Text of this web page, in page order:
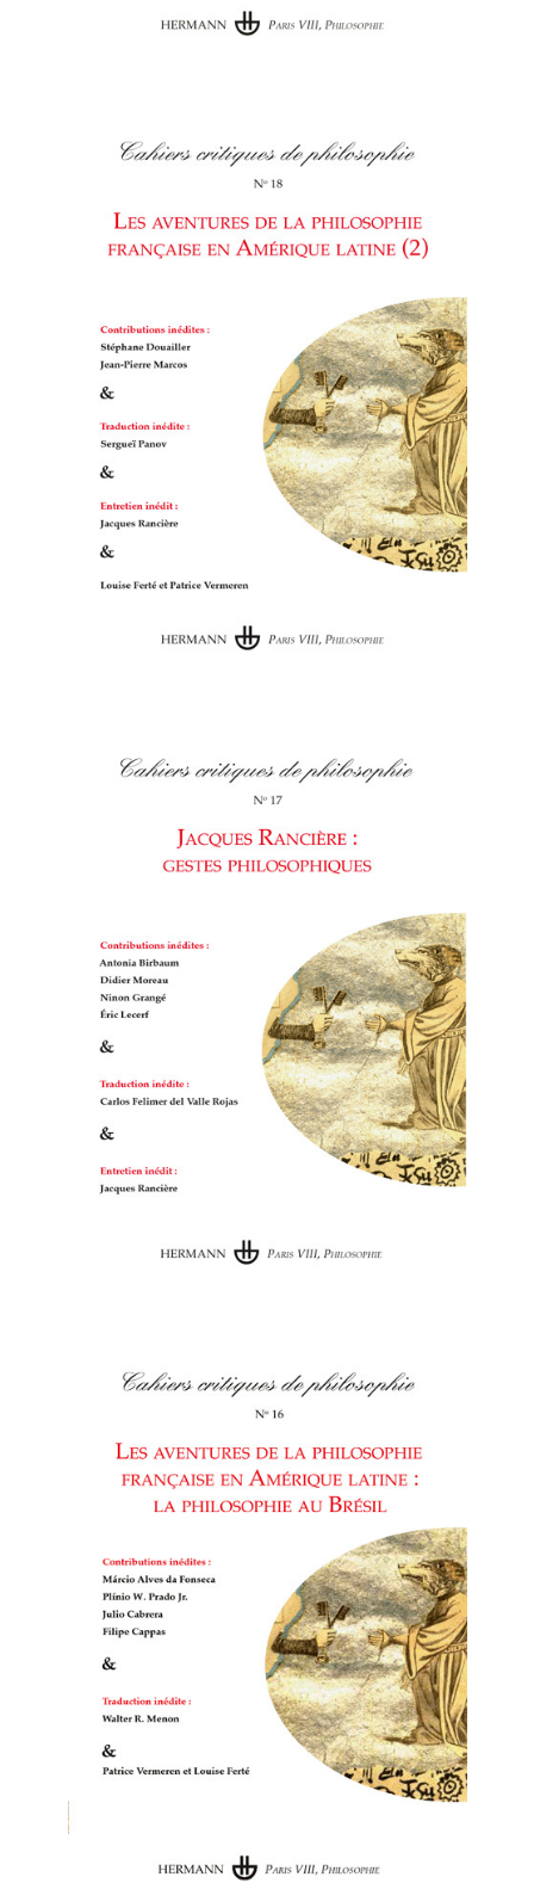
philosophie
Cahiers
critiques de philosophie
Cahiers critiques de philosophie